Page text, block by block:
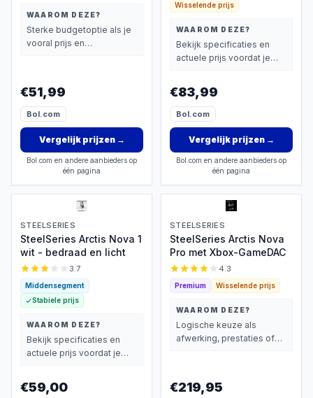
WAAROM DEZE?
Sterke budgetoptie als je
vooral prijs en
€51,99
Bol.com
Vergelijk prijzen→
Bol.com en andere aanbieders op
één pagina
Wisselende prijs
WAAROM DEZE?
Bekijk specificaties en
actuele prijs voordat je
€83,99
Bol.com
Vergelijk prijzen→
Bol.com en andere aanbieders op
één pagina
STEELSERIES
SteelSeries Arctis Nova 1
wit - bedraad en licht
3.7
Middensegment
Stabiele prijs
WAAROM DEZE?
Bekijk specificaties en
actuele prijs voordat je
€59,00
STEELSERIES
SteelSeries Arctis Nova
Pro met Xbox-GameDAC
4.3
Premium Wisselende prijs
WAAROM DEZE?
Logische keuze als
afwerking, prestaties of
€219,95